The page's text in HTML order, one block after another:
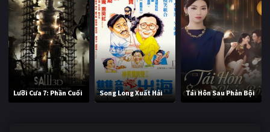
Lưỡi Cưa 7: Phần Cuối Song Long Xuất Hải Tái Hôn Sau Phản Bội